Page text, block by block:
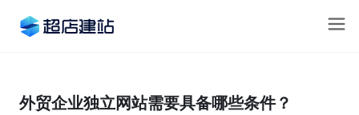
外贸企业独立网站需要具备哪些条件？